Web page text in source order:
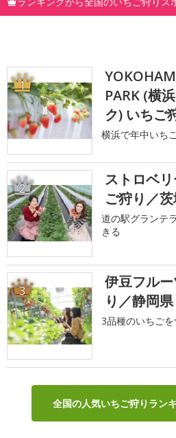
1
PARK (横
ク) いちご
横浜で年中いち
2
ストロベ
ご狩り／
道の駅グランテ
きる
3
伊豆フル
り／静岡県
3品種のいちご
全国の人気いちご狩りラン